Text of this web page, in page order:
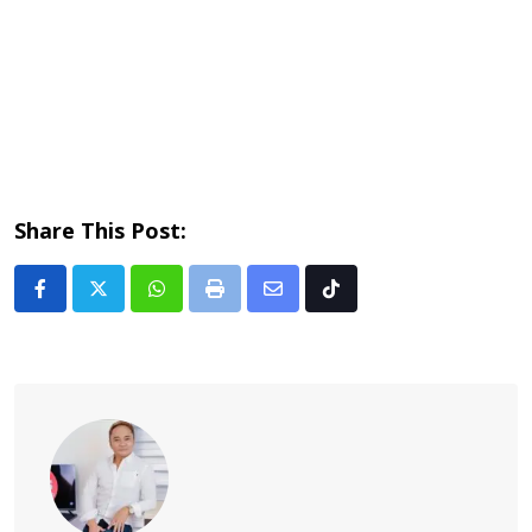
Share This Post:
Whatsapp
Print
Share Tiktok